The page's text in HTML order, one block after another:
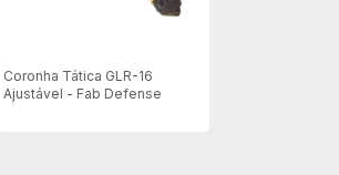
Coronha Tática GLR-16
Ajustável - Fab Defense